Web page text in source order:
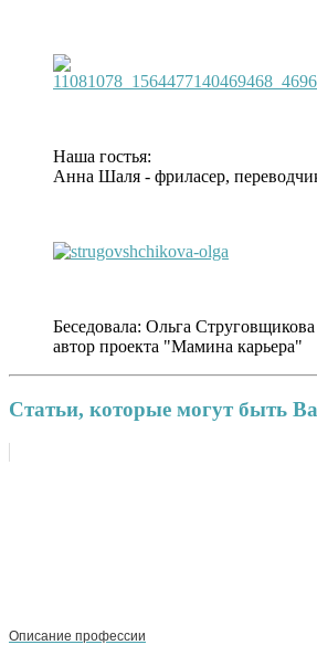
Наша гостья:
Анна Шаля - фриласер,
Беседовала: Ольга Струговщикова
автор проекта "Мамина карьера"
Статьи, которые могут быть
Описание профессии